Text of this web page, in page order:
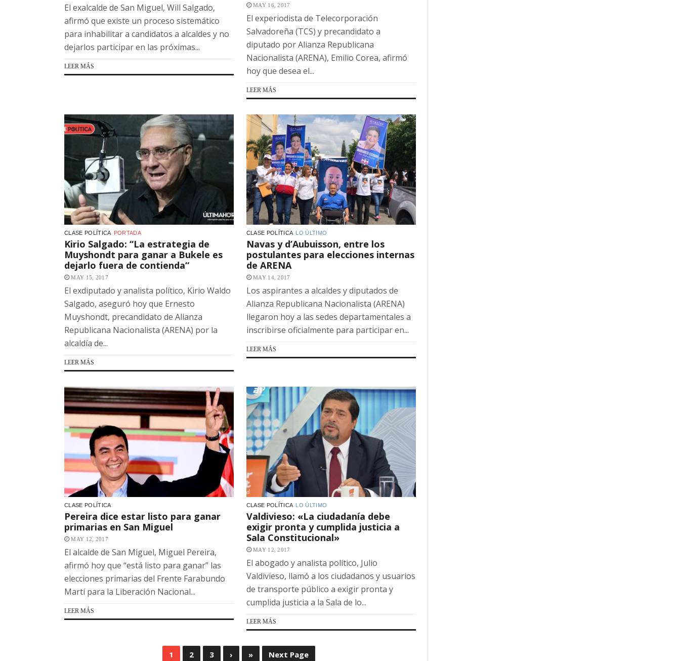
El exalcalde de San Miguel, Will Salgado,
afirmó que existe un proceso sistemático
para inhabilitar a candidatos a alcaldes y no
dejarlos participar en las próximas...
LEER MÁS
MAY 16, 2017
El experiodista de Telecorporación
Salvadoreña (TCS) y precandidato a
diputado por Alianza Republicana
Nacionalista (ARENA), Emilio Corea, afirmó
hoy que desea el...
LEER MÁS
CLASE POLÍTICA PORTADA
Kirio Salgado: “La estrategia de
Muyshondt para ganar a Bukele es
dejarlo fuera de contienda“
MAY 15, 2017
El exdiputado y analista político, Kirio Waldo
Salgado, aseguró hoy que Ernesto
Muyshondt, precandidato de Alianza
Republicana Nacionalista (ARENA) por la
alcaldía de...
LEER MÁS
CLASE POLÍTICA LO ÚLTIMO
Navas y d’Aubuisson, entre los
postulantes para elecciones internas
de ARENA
MAY 14, 2017
Los aspirantes a alcaldes y diputados de
Alianza Republicana Nacionalista (ARENA)
llegaron hoy a las sedes departamentales a
inscribirse oficialmente para participar en...
LEER MÁS
CLASE POLÍTICA
Pereira dice estar listo para ganar
primarias en San Miguel
MAY 12, 2017
El alcalde de San Miguel, Miguel Pereira,
afirmó hoy que “está listo para ganar” las
elecciones primarias del Frente Farabundo
Martí para la Liberación Nacional...
LEER MÁS
CLASE POLÍTICA LO ÚLTIMO
Valdivieso: «La ciudadanía debe
exigir pronta y cumplida justicia a
Sala Constitucional»
MAY 12, 2017
El abogado y analista político, Julio
Valdivieso, llamó a los ciudadanos y usuarios
de transporte público a exigir pronta y
cumplida justicia a la Sala de lo...
LEER MÁS
1 2 3 › » Next Page